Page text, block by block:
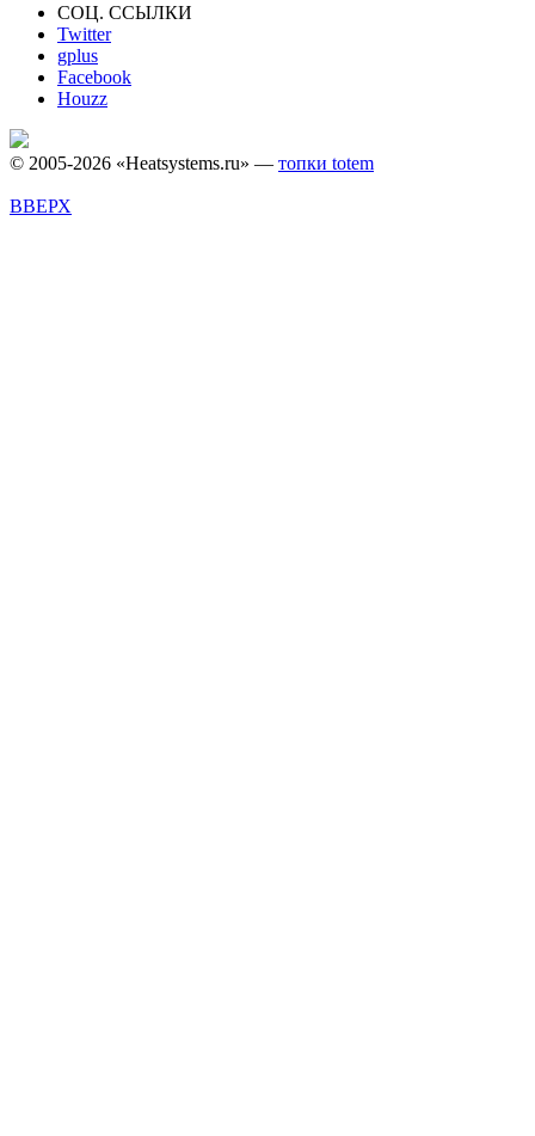
СОЦ. ССЫЛКИ
Twitter
gplus
Facebook
Houzz
© 2005-2026 «Heatsystems.ru» — топки totem
ВВЕРХ